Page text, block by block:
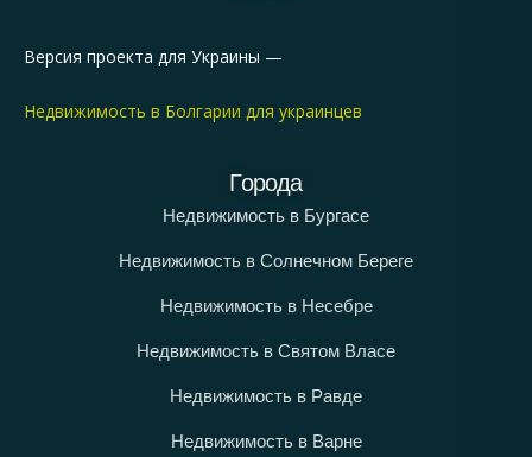
Версия проекта для Украины —
Недвижимость в Болгарии для украинцев
Города
Недвижимость в Бургасе
Недвижимость в Солнечном Береге
Недвижимость в Несебре
Недвижимость в Святом Власе
Недвижимость в Равде
Недвижимость в Варне